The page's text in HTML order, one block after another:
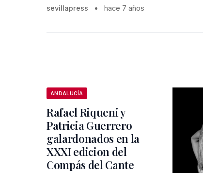
sevillapress • hace 7 años
ANDALUCÍA
Rafael Riqueni y
Patricia Guerrero
galardonados en la
XXXI edicion del
Compás del Cante